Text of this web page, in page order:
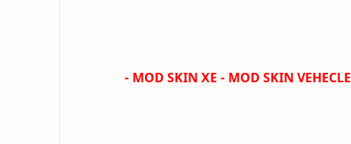
- MOD SKIN XE - MOD SKIN VEHECLE